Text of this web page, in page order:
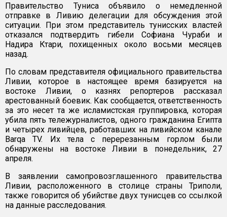
Правительство Туниса объявило о немедленной
отправке в Ливию делегации для обсуждения этой
ситуации. При этом представитель тунисских властей
отказался подтвердить гибели Софиана Чураби и
Надира Ктари, похищенных около восьми месяцев
назад.
По словам представителя официального правительства
Ливии, которое в настоящее время базируется на
востоке Ливии, о казнях репортеров рассказал
арестованный боевик. Как сообщается, ответственность
за это несет та же исламистская группировка, которая
убила пять тележурналистов, одного гражданина Египта
и четырех ливийцев, работавших на ливийском канале
Barqa TV. Их тела с перерезанным горлом были
обнаружены на востоке Ливии в понедельник, 27
апреля.
В заявлении самопровозглашенного правительства
Ливии, расположенного в столице страны Триполи,
также говорится об убийстве двух тунисцев со ссылкой
на данные расследования.